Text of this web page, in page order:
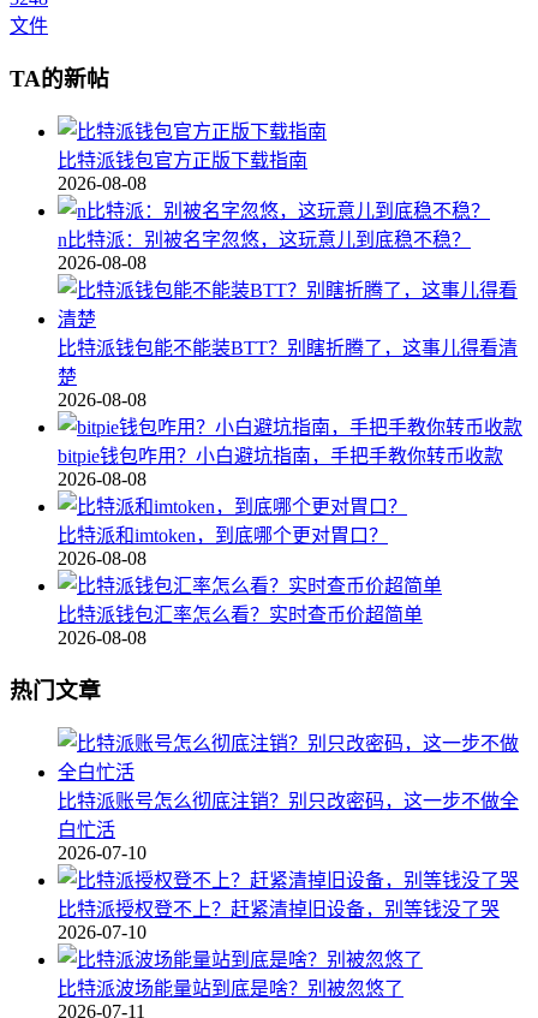
文件
TA的新帖
比特派钱包官方正版下载指南
2026-08-08
n比特派：别被名字忽悠，这玩意儿到底稳不稳？
2026-08-08
比特派钱包能不能装BTT？别瞎折腾了，这事儿得看清
楚
2026-08-08
bitpie钱包咋用？小白避坑指南，手把手教你转币收款
2026-08-08
比特派和imtoken，到底哪个更对胃口？
2026-08-08
比特派钱包汇率怎么看？实时查币价超简单
2026-08-08
热门文章
比特派账号怎么彻底注销？别只改密码，这一步不做全
白忙活
2026-07-10
比特派授权登不上？赶紧清掉旧设备，别等钱没了哭
2026-07-10
比特派波场能量站到底是啥？别被忽悠了
2026-07-11